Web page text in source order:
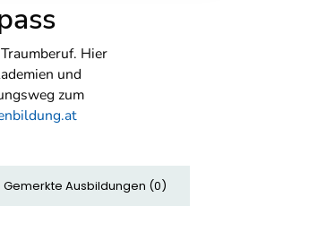
Hier
und
zum
Gemerkte Ausbildungen (0)